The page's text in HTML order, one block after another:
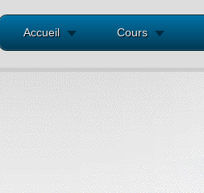
Accueil Cours